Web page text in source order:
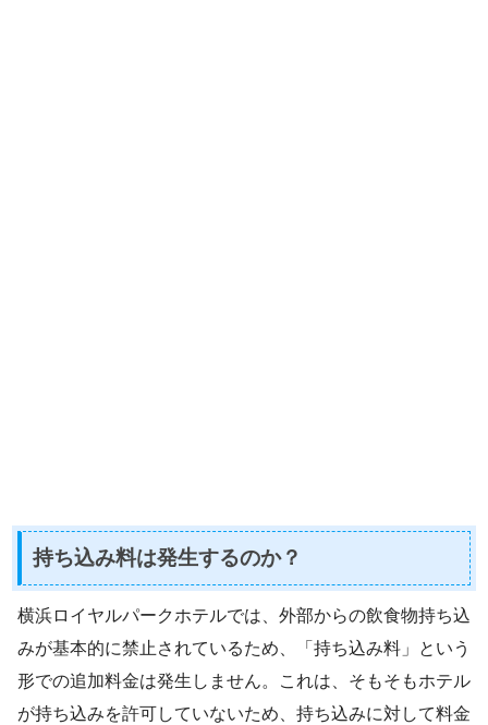
持ち込み料は発生するのか？
横浜ロイヤルパークホテルでは、外部からの飲食物持ち込
みが基本的に禁止されているため、「持ち込み料」という
形での追加料金は発生しません。これは、そもそもホテル
が持ち込みを許可していないため、持ち込みに対して料金